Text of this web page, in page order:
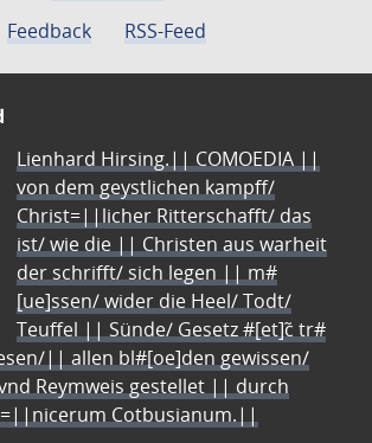
Feedback
RSS-Feed
Lienhard Hirsing.|| COMOEDIA ||
von dem geystlichen kampff/
Christ=||licher Ritterschafft/ das
ist/ wie die || Christen aus warheit
der schrifft/ sich legen || m#
[ue]ssen/ wider die Heel/ Todt/
Teuffel || Sünde/ Gesetz #[et]c̃ tr#
|| allen bl#[oe]den gewissen/
Reymweis gestellet || durch
Cotbusianum.||